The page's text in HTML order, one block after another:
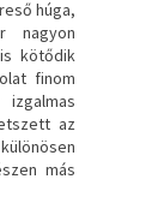
húga,
nagyon
kötődik
finom
az
más